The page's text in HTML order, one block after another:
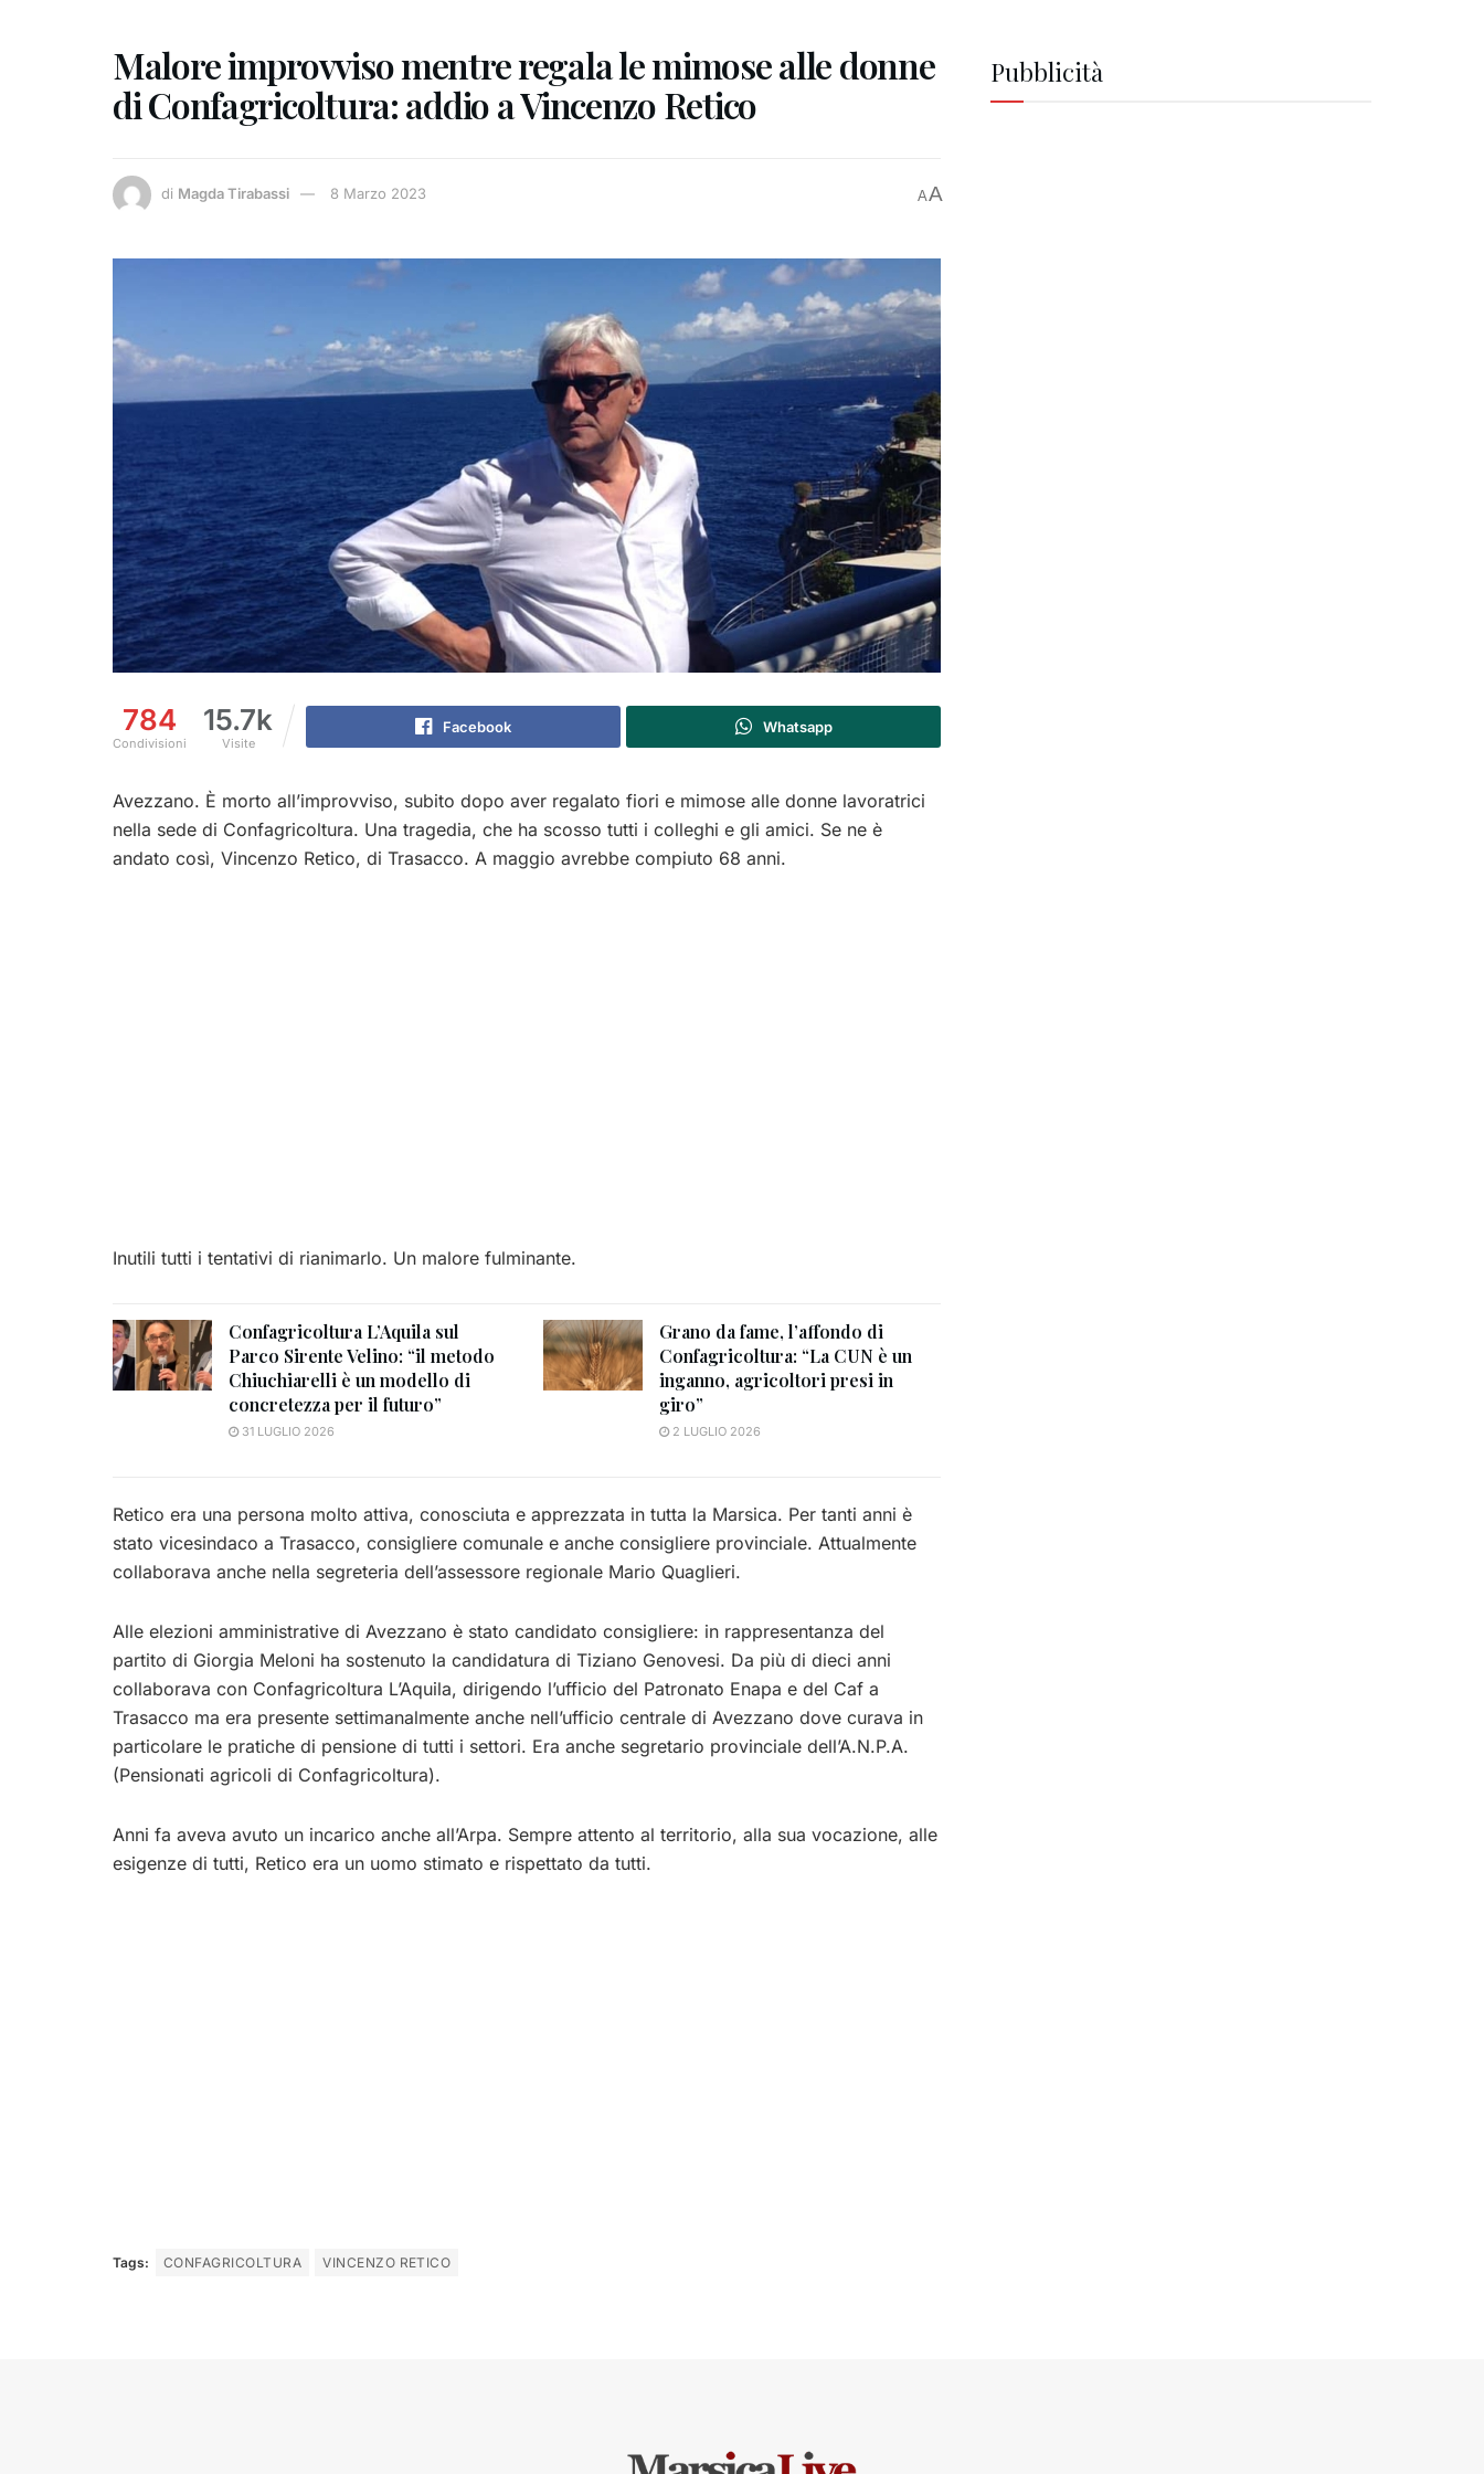
Malore improvviso mentre regala le mimose alle donne
di Confagricoltura: addio a Vincenzo Retico
di Magda Tirabassi 8 Marzo 2023 AA
784
Condivisioni
15.7k
Visite
Facebook Whatsapp
Avezzano. È morto all’improvviso, subito dopo aver regalato fiori e mimose alle donne lavoratrici
nella sede di Confagricoltura. Una tragedia, che ha scosso tutti i colleghi e gli amici. Se ne è
andato così, Vincenzo Retico, di Trasacco. A maggio avrebbe compiuto 68 anni.
Inutili tutti i tentativi di rianimarlo. Un malore fulminante.
Confagricoltura L’Aquila sul
Parco Sirente Velino: “il metodo
Chiuchiarelli è un modello di
concretezza per il futuro”
31 LUGLIO 2026
Grano da fame, l’affondo di
Confagricoltura: “La CUN è un
inganno, agricoltori presi in
giro”
2 LUGLIO 2026
Retico era una persona molto attiva, conosciuta e apprezzata in tutta la Marsica. Per tanti anni è
stato vicesindaco a Trasacco, consigliere comunale e anche consigliere provinciale. Attualmente
collaborava anche nella segreteria dell’assessore regionale Mario Quaglieri.
Alle elezioni amministrative di Avezzano è stato candidato consigliere: in rappresentanza del
partito di Giorgia Meloni ha sostenuto la candidatura di Tiziano Genovesi. Da più di dieci anni
collaborava con Confagricoltura L’Aquila, dirigendo l’ufficio del Patronato Enapa e del Caf a
Trasacco ma era presente settimanalmente anche nell’ufficio centrale di Avezzano dove curava in
particolare le pratiche di pensione di tutti i settori. Era anche segretario provinciale dell’A.N.P.A.
(Pensionati agricoli di Confagricoltura).
Anni fa aveva avuto un incarico anche all’Arpa. Sempre attento al territorio, alla sua vocazione, alle
esigenze di tutti, Retico era un uomo stimato e rispettato da tutti.
Tags: CONFAGRICOLTURA VINCENZO RETICO
Pubblicità